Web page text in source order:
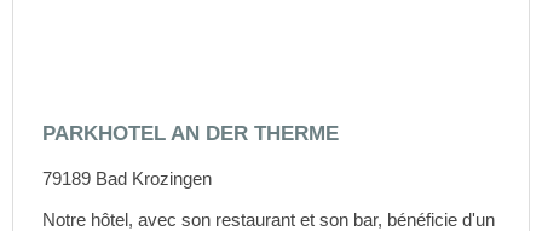
PARKHOTEL AN DER THERME
79189 Bad Krozingen
Notre hôtel, avec son restaurant et son bar, bénéficie d'un